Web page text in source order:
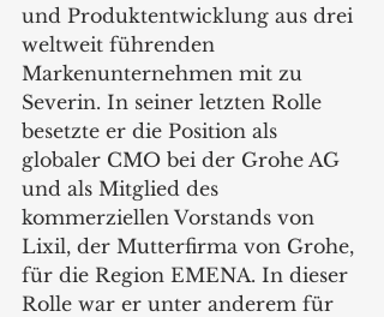
und Produktentwicklung aus drei
weltweit führenden
Markenunternehmen mit zu
Severin. In seiner letzten Rolle
besetzte er die Position als
globaler CMO bei der Grohe AG
und als Mitglied des
kommerziellen Vorstands von
Lixil, der Mutterfirma von Grohe,
für die Region EMENA. In dieser
Rolle war er unter anderem für